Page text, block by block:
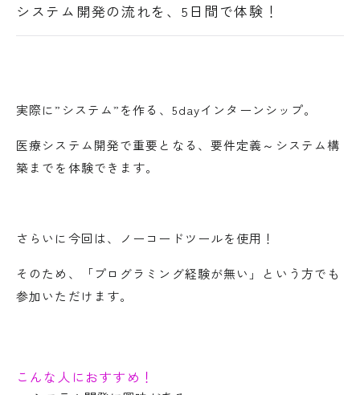
システム開発の流れを、5日間で体験！
実際に”システム”を作る、5dayインターンシップ。
医療システム開発で重要となる、要件定義～システム構
築までを体験できます。
さらいに今回は、ノーコードツールを使用！
そのため、「プログラミング経験が無い」という方でも
参加いただけます。
こんな人におすすめ！